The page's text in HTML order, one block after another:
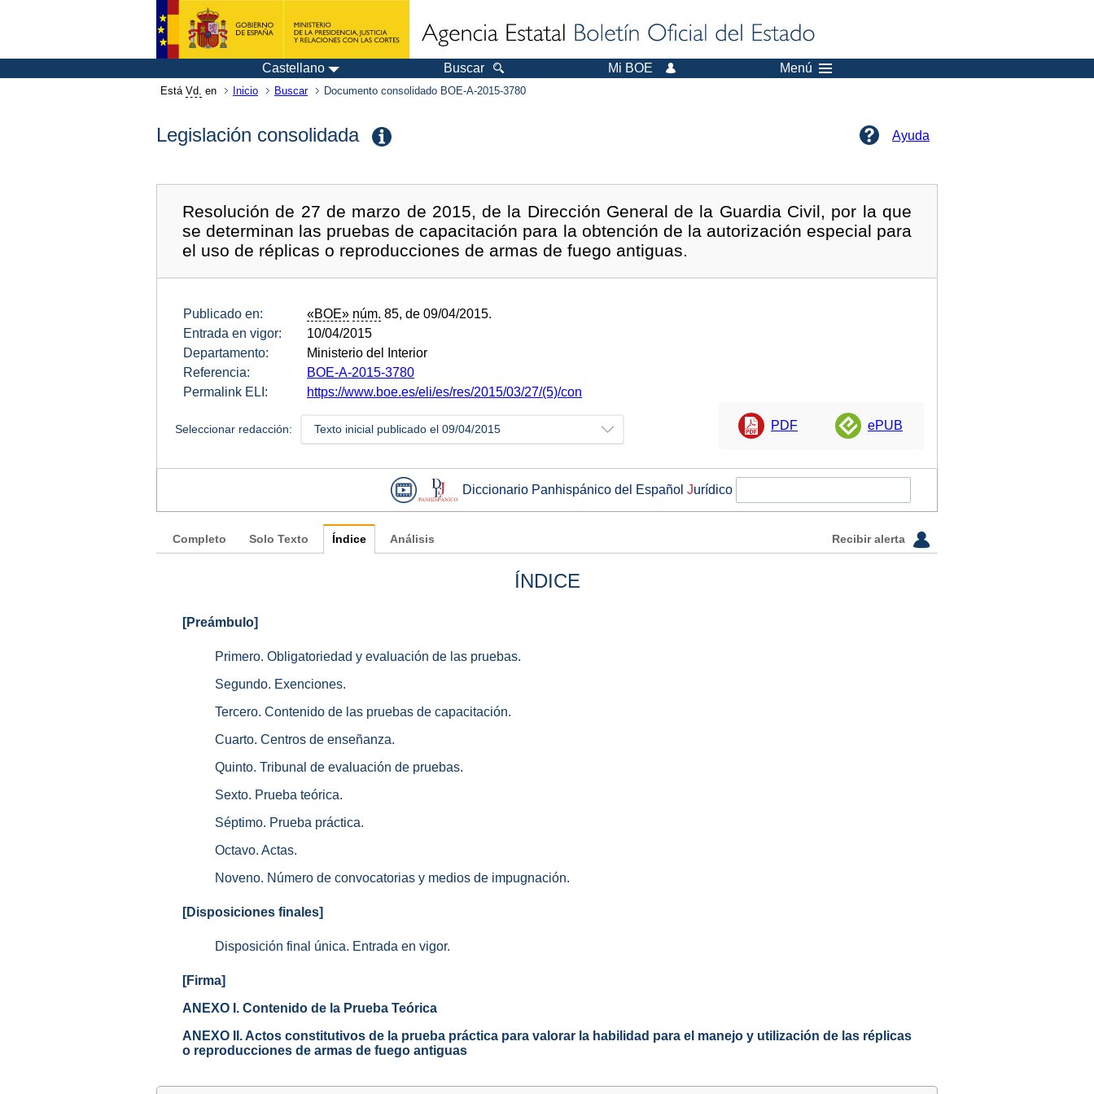
Castellano Buscar Mi BOE Menú
Está Vd. en Inicio Buscar Documento consolidado BOE-A-2015-3780
Legislación consolidada Ayuda
Resolución de 27 de marzo de 2015, de la Dirección General de la Guardia Civil, por la que
se determinan las pruebas de capacitación para la obtención de la autorización especial para
el uso de réplicas o reproducciones de armas de fuego antiguas.
Publicado en: «BOE» núm. 85, de 09/04/2015.
Entrada en vigor:
10/04/2015
Departamento:
Ministerio del Interior
Referencia:
BOE-A-2015-3780
Permalink ELI:
https://www.boe.es/eli/es/res/2015/03/27/(5)/con
Seleccionar redacción: Texto inicial publicado el 09/04/2015 PDF ePUB
Diccionario Panhispánico del Español Jurídico
Completo Solo Texto Índice Análisis Recibir alerta
ÍNDICE
[Preámbulo]
Primero. Obligatoriedad y evaluación de las pruebas.
Segundo. Exenciones.
Tercero. Contenido de las pruebas de capacitación.
Cuarto. Centros de enseñanza.
Quinto. Tribunal de evaluación de pruebas.
Sexto. Prueba teórica.
Séptimo. Prueba práctica.
Octavo. Actas.
Noveno. Número de convocatorias y medios de impugnación.
[Disposiciones finales]
Disposición final única. Entrada en vigor.
[Firma]
ANEXO I. Contenido de la Prueba Teórica
ANEXO II. Actos constitutivos de la prueba práctica para valorar la habilidad para el manejo y utilización de las réplicas
o reproducciones de armas de fuego antiguas